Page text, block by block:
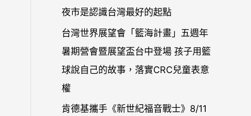
:
夜市是認識台灣最好的起點
台灣世界展望會「籃海計畫」五週年
暑期營會暨展望盃台中登場 孩子用籃
球說自己的故事，落實CRC兒童表意
權
肯德基攜手《新世紀福音戰士》8/11